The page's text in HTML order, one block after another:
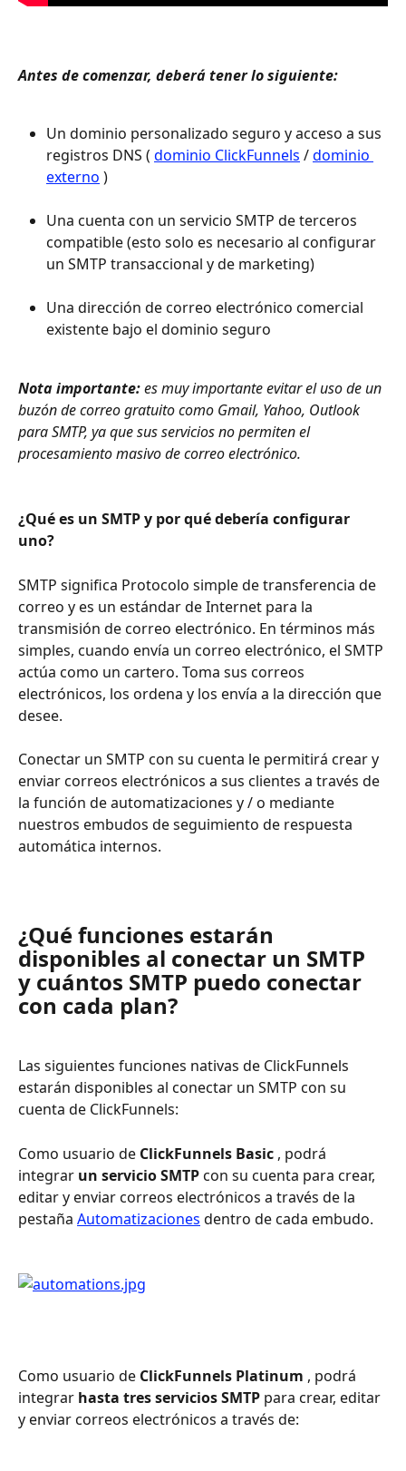
Antes de comenzar, deberá tener lo siguiente:
Un dominio personalizado seguro y acceso a sus
registros DNS ( dominio ClickFunnels / dominio
externo )
Una cuenta con un servicio SMTP de terceros
compatible (esto solo es necesario al configurar
un SMTP transaccional y de marketing)
Una dirección de correo electrónico comercial
existente bajo el dominio seguro
Nota importante:es muy importante evitar el uso de un
buzón de correo gratuito como Gmail, Yahoo, Outlook
para SMTP, ya que sus servicios no permiten el
procesamiento masivo de correo electrónico.
¿Qué es un SMTP y por qué debería configurar
uno?
SMTP significa Protocolo simple de transferencia de
correo y es un estándar de Internet para la
transmisión de correo electrónico. En términos más
simples, cuando envía un correo electrónico, el SMTP
actúa como un cartero. Toma sus correos
electrónicos, los ordena y los envía a la dirección que
desee.
Conectar un SMTP con su cuenta le permitirá crear y
enviar correos electrónicos a sus clientes a través de
la función de automatizaciones y / o mediante
nuestros embudos de seguimiento de respuesta
automática internos.
¿Qué funciones estarán
disponibles al conectar un SMTP
y cuántos SMTP puedo conectar
con cada plan?
Las siguientes funciones nativas de ClickFunnels
estarán disponibles al conectar un SMTP con su
cuenta de ClickFunnels:
Como usuario de ClickFunnels Basic , podrá
integrar un servicio SMTP con su cuenta para crear,
editar y enviar correos electrónicos a través de la
pestaña Automatizaciones dentro de cada embudo.
Como usuario de ClickFunnels Platinum , podrá
integrar hasta tres servicios SMTP para crear, editar
y enviar correos electrónicos a través de: